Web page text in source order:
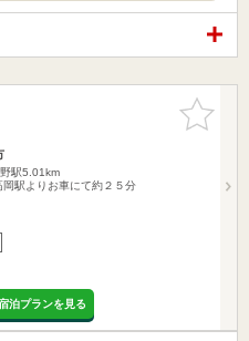
お気に入
りに追加
駅5.01km
駅よりお車にて約２５分
泊プランを見る